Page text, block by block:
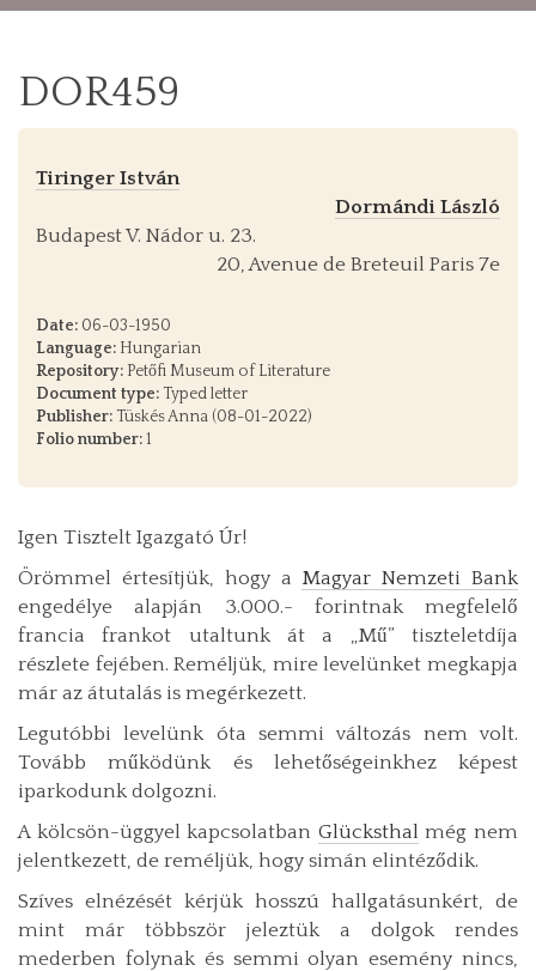
DOR459
Tiringer István
Dormándi László
Budapest V. Nádor u. 23.
20, Avenue de Breteuil Paris 7e
Date: 06-03-1950
Language: Hungarian
Repository: Petőfi Museum of Literature
Document type: Typed letter
Publisher: Tüskés Anna (08-01-2022)
Folio number:1
Igen Tisztelt Igazgató Úr!
Örömmel értesítjük, hogy a Magyar Nemzeti Bank
engedélye alapján 3.000.- forintnak megfelelő
francia frankot utaltunk át a „Mű” tiszteletdíja
részlete fejében. Reméljük, mire levelünket megkapja
már az átutalás is megérkezett.
Legutóbbi levelünk óta semmi változás nem volt.
Tovább működünk és lehetőségeinkhez képest
iparkodunk dolgozni.
A kölcsön-üggyel kapcsolatban Glücksthal még nem
jelentkezett, de reméljük, hogy simán elintéződik.
Szíves elnézését kérjük hosszú hallgatásunkért, de
mint már többször jeleztük a dolgok rendes
mederben folynak és semmi olyan esemény nincs,